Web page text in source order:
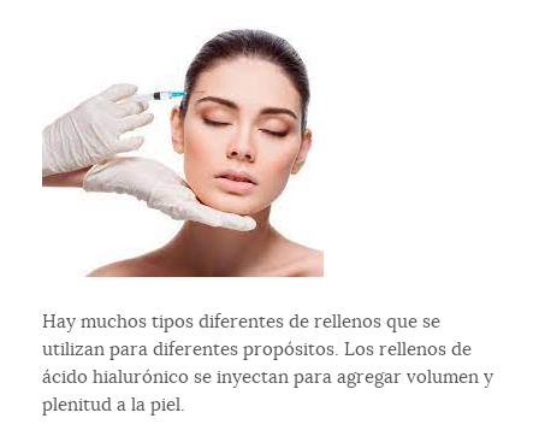
Hay muchos tipos diferentes de rellenos que se
utilizan para diferentes propósitos. Los rellenos de
ácido hialurónico se inyectan para agregar volumen y
plenitud a la piel.